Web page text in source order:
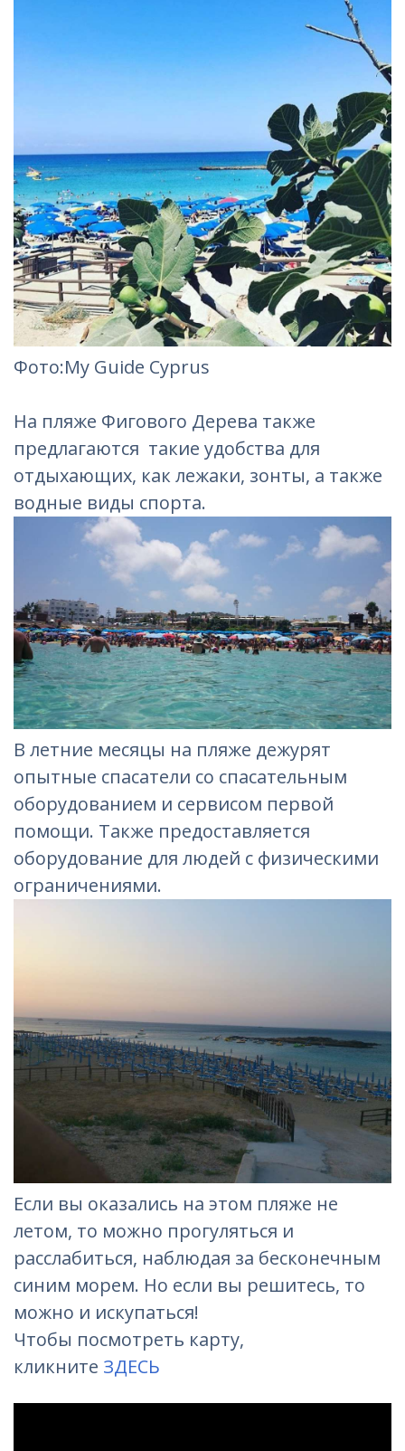
Фотo:My Guide Cyprus
На пляже Фигового Дерева также
предлагаются такие удобства для
отдыхающих, как лежаки, зонты, а также
водные виды спорта.
В летние месяцы на пляже дежурят
опытные спасатели со спасательным
оборудованием и сервисом первой
помощи. Также предоставляется
оборудование для людей с физическими
ограничениями.
Если вы оказались на этом пляже не
летом, то можно прогуляться и
расслабиться, наблюдая за бесконечным
синим морем. Но если вы решитесь, то
можно и искупаться!
Чтобы посмотреть карту,
кликните ЗДЕСЬ